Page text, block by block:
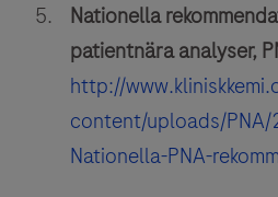
Nationella
patientnära analyser,
http://
content/uploads/
Nationella-PNA-